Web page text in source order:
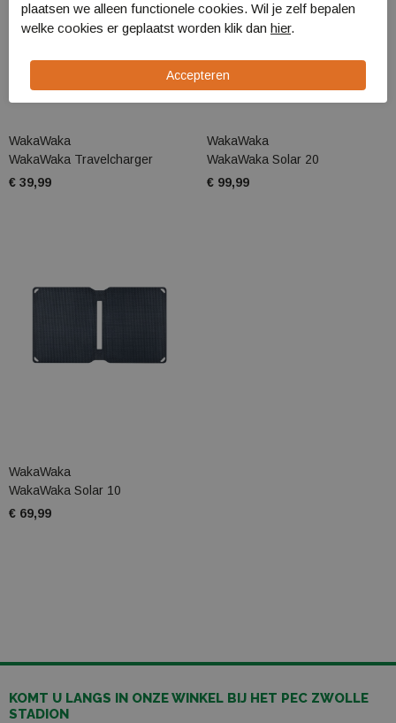
WakaWaka
WakaWaka Travelcharger
€ 39,99
WakaWaka
WakaWaka Solar 20
€ 99,99
WakaWaka
WakaWaka Solar 10
€ 69,99
KOMT U LANGS IN ONZE WINKEL BIJ HET PEC ZWOLLE
STADION
plaatsen we alleen functionele cookies. Wil je zelf bepalen
welke cookies er geplaatst worden klik dan hier.